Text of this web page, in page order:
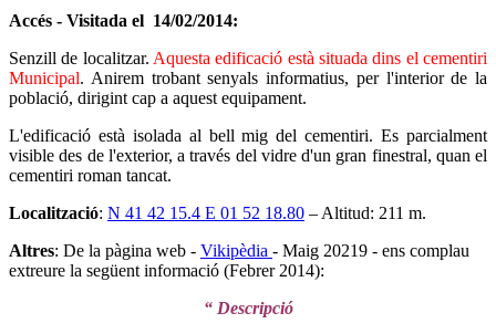
Accés - Visitada el 14/02/2014:
Senzill de localitzar. Aquesta edificació està situada dins el cementiri
Municipal. Anirem trobant senyals informatius, per l'interior de la
població, dirigint cap a aquest equipament.
L'edificació està isolada al bell mig del cementiri. Es parcialment
visible des de l'exterior, a través del vidre d'un gran finestral, quan el
cementiri roman tancat.
Localització: N 41 42 15.4 E 01 52 18.80 – Altitud: 211 m.
Altres: De la pàgina web - Vikipèdia - Maig 20219 - ens complau
extreure la següent informació (Febrer 2014):
“ Descripció